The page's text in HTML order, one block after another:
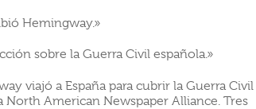
Hemingway.»
sobre la Guerra Civil española.»
viajó a España para cubrir la Guerra Civil
North American Newspaper Alliance. Tres